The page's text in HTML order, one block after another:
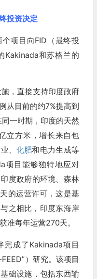
投资决定
项目向FID（最终投
Kakinada和苏格兰的
，直接支持印度政府
从目前的约7%提高到
一时期，印度的天然
立方米，增长来自包
、化肥和电力生成等
项目能够独特地应对
度政府的环境、森林
的运营许可，这是基
之相比，印度东海岸
准每年运营270天。
成了Kakinada项目
）研究。该项目
础设施，包括东西输